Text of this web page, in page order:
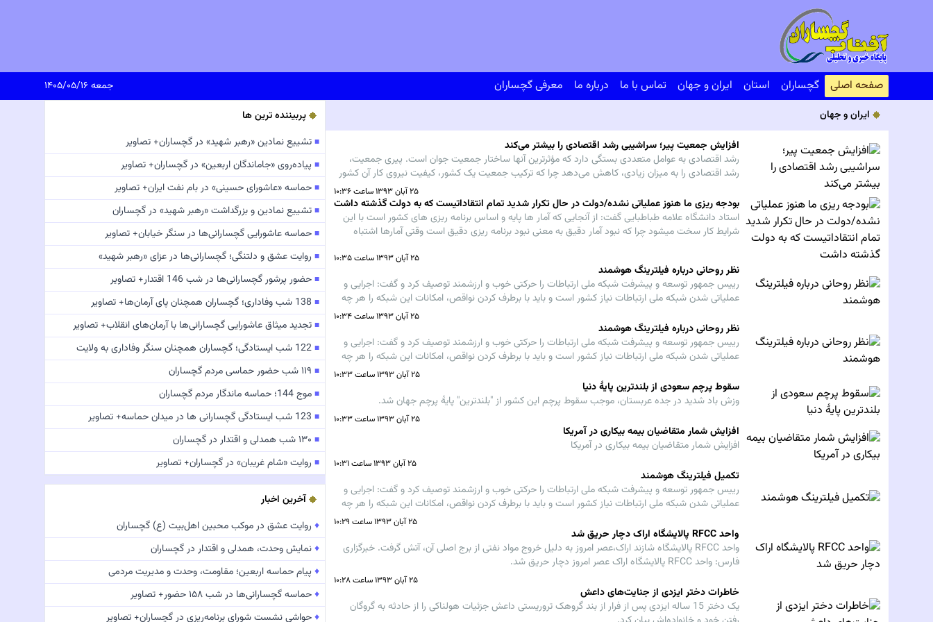
صفحه اصلی گچساران استان ایران و جهان تماس با ما درباره ما معرفی گچساران
جمعه ۱۴۰۵/۰۵/۱۶
ایران و جهان
افزایش جمعیت پیر؛ سراشیبی رشد اقتصادی را بیشتر می‌کند
رشد اقتصادی به عوامل متعددی بستگی دارد که مؤثرترین آنها ساختار جمعیت جوان است. پیری جمعیت،
رشد اقتصادی را به میزان زیادی، کاهش می‌دهد چرا که ترکیب جمعیت یک کشور، کیفیت نیروی کار آن کشور
۲۵ آبان ۱۳۹۳ ساعت ۱۰:۳۶
بودجه ریزی ما هنوز عملیاتی نشده/دولت در حال تکرار شدید تمام انتقاداتیست که به دولت گذشته داشت
استاد دانشگاه علامه طباطبایی گفت: از آنجایی که آمار ها پایه و اساس برنامه ریزی های کشور است با این
شرایط کار سخت میشود چرا که نبود آمار دقیق به معنی نبود برنامه ریزی دقیق است وقتی آمارها اشتباه
۲۵ آبان ۱۳۹۳ ساعت ۱۰:۳۵
نظر روحانی درباره فیلترینگ هوشمند
رییس جمهور توسعه و پیشرفت شبکه ملی ارتباطات را حرکتی خوب و ارزشمند توصیف کرد و گفت: اجرایی و
عملیاتی شدن شبکه ملی ارتباطات نیاز کشور است و باید با برطرف کردن نواقص، امکانات این شبکه را هر چه
۲۵ آبان ۱۳۹۳ ساعت ۱۰:۳۴
نظر روحانی درباره فیلترینگ هوشمند
رییس جمهور توسعه و پیشرفت شبکه ملی ارتباطات را حرکتی خوب و ارزشمند توصیف کرد و گفت: اجرایی و
عملیاتی شدن شبکه ملی ارتباطات نیاز کشور است و باید با برطرف کردن نواقص، امکانات این شبکه را هر چه
۲۵ آبان ۱۳۹۳ ساعت ۱۰:۳۳
سقوط پرچم سعودی از بلندترین پایۀ دنیا
وزش باد شدید در جده عربستان، موجب سقوط پرچم این کشور از "بلندترین" پایۀ پرچم جهان شد.
۲۵ آبان ۱۳۹۳ ساعت ۱۰:۳۳
افزایش شمار متقاضیان بیمه بیکاری در آمریکا
افزایش شمار متقاضیان بیمه بیکاری در آمریکا
۲۵ آبان ۱۳۹۳ ساعت ۱۰:۳۱
تکمیل فیلترینگ هوشمند
رییس جمهور توسعه و پیشرفت شبکه ملی ارتباطات را حرکتی خوب و ارزشمند توصیف کرد و گفت: اجرایی و
عملیاتی شدن شبکه ملی ارتباطات نیاز کشور است و باید با برطرف کردن نواقص، امکانات این شبکه را هر چه
۲۵ آبان ۱۳۹۳ ساعت ۱۰:۲۹
واحد RFCC پالایشگاه اراک دچار حریق شد
واحد RFCC پالایشگاه شازند اراک،عصر امروز به دلیل خروج مواد نفتی از برج اصلی آن، آتش گرفت. خبرگزاری
فارس: واحد RFCC پالایشگاه اراک عصر امروز دچار حریق شد.
۲۵ آبان ۱۳۹۳ ساعت ۱۰:۲۸
خاطرات دختر ایزدی از جنایت‌های داعش
یک دختر 15 ساله ایزدی پس از فرار از بند گروهک تروریستی داعش جزئیات هولناکی را از حادثه به گروگان
پربیننده ترین ها
■ تشییع نمادین «رهبر شهید» در گچساران+ تصاویر
■ پیاده‌روی «جاماندگان اربعین» در گچساران+ تصاویر
■ حماسه «عاشورای حسینی» در بام نفت ایران+ تصاویر
■ تشییع نمادین و بزرگداشت «رهبر شهید» در گچساران
■ حماسه عاشورایی گچسارانی‌ها در سنگر خیابان+ تصاویر
■ روایت عشق و دلتنگی؛ گچسارانی‌ها در عزای «رهبر شهید»
■ حضور پرشور گچسارانی‌ها در شب 146 اقتدار+ تصاویر
■ 138 شب وفاداری؛ گچساران همچنان پای آرمان‌ها+ تصاویر
■ تجدید میثاق عاشورایی گچسارانی‌ها با آرمان‌های انقلاب+ تصاویر
■ 122 شب ایستادگی؛ گچساران همچنان سنگر وفاداری به ولایت
■ ۱۱۹ شب حضور حماسی مردم گچساران
■ موج 144؛ حماسه ماندگار مردم گچساران
■ 123 شب ایستادگی گچسارانی ها در میدان حماسه+ تصاویر
■ ۱۳۰ شب همدلی و اقتدار در گچساران
■ روایت «شام غریبان» در گچساران+ تصاویر
آخرین اخبار
♦ روایت عشق در موکب محبین اهل‌بیت (ع) گچساران
♦نمایش وحدت، همدلی و اقتدار در گچساران
♦ پیام حماسه اربعین؛ مقاومت، وحدت و مدیریت مردمی
♦حماسه گچسارانی‌ها در شب ۱۵۸ حضور+ تصاویر
♦حواشی نشست شورای برنامه‌ریزی در گچساران+ تصاویر